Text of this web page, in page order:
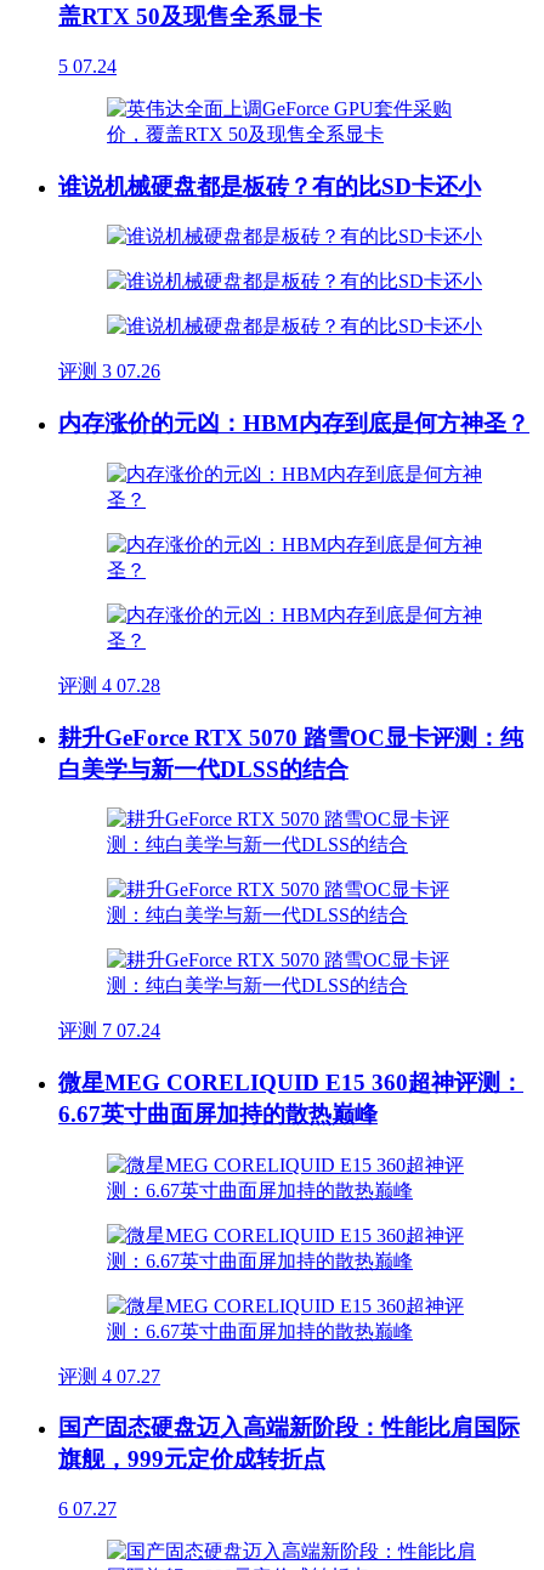
盖RTX 50及现售全系显卡
5 07.24
谁说机械硬盘都是板砖？有的比SD卡还小
评测 3 07.26
内存涨价的元凶：HBM内存到底是何方神圣？
评测 4 07.28
耕升GeForce RTX 5070 踏雪OC显卡评测：纯
白美学与新一代DLSS的结合
评测 7 07.24
微星MEG CORELIQUID E15 360超神评测：
6.67英寸曲面屏加持的散热巅峰
评测 4 07.27
国产固态硬盘迈入高端新阶段：性能比肩国际
旗舰，999元定价成转折点
6 07.27